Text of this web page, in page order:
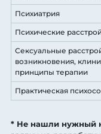
Психиатрия
Психические
Сексуальные
возникновения,
принципы терапии
Практическая
* Не нашли нужный